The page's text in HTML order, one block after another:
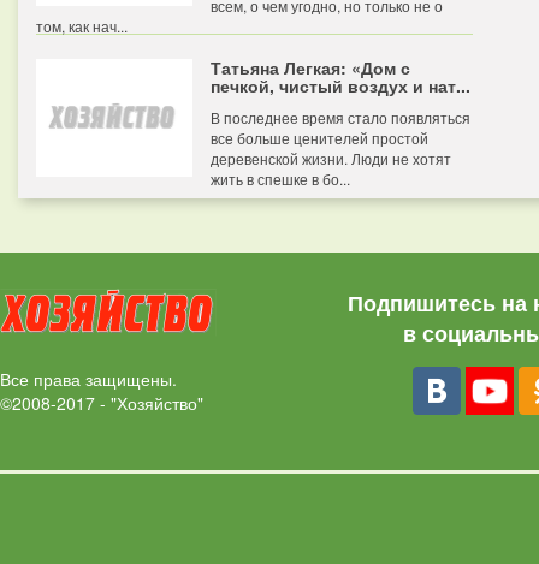
всем, о чем угодно, но только не о
том, как нач...
Татьяна Легкая: «Дом с
печкой, чистый воздух и нат...
В последнее время стало появляться
все больше ценителей простой
деревенской жизни. Люди не хотят
жить в спешке в бо...
Все права защищены.
©2008-2017 - "Хозяйство"
Подпишитесь на
в